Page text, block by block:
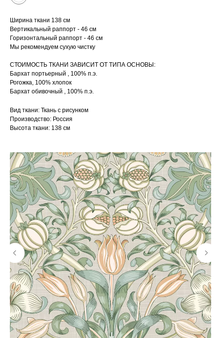
Ширина ткани 138 см
Вертикальный раппорт - 46 см
Горизонтальный раппорт - 46 см
Мы рекомендуем сухую чистку
СТОИМОСТЬ ТКАНИ ЗАВИСИТ ОТ ТИПА ОСНОВЫ:
Бархат портьерный , 100% п.э.
Рогожка, 100% хлопок
Бархат обивочный , 100% п.э.
Вид ткани: Ткань с рисунком
Производство: Россия
Высота ткани: 138 см